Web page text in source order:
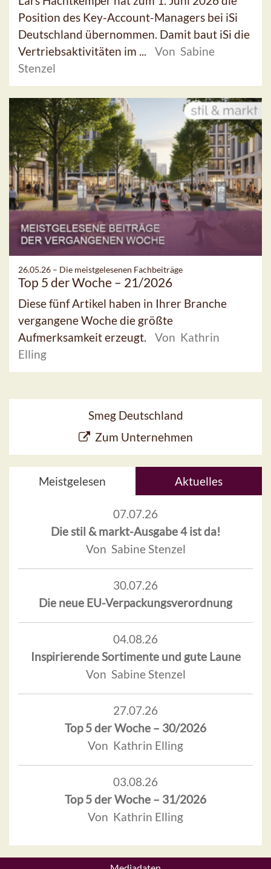
Position des Key-Account-Managers bei iSi
Deutschland übernommen. Damit baut iSi die
Vertriebsaktivitäten im ...
Von Sabine
Stenzel
26.05.26 – Die meistgelesenen Fachbeiträge
Top 5 der Woche – 21/2026
Diese fünf Artikel haben in Ihrer Branche
vergangene Woche die größte
Aufmerksamkeit erzeugt.
Von Kathrin
Elling
Smeg Deutschland
Zum Unternehmen
Meistgelesen Aktuelles
07.07.26
Die stil & markt-Ausgabe 4 ist da!
Von Sabine Stenzel
30.07.26
Die neue EU-Verpackungsverordnung
04.08.26
Inspirierende Sortimente und gute Laune
Von Sabine Stenzel
27.07.26
Top 5 der Woche – 30/2026
Von Kathrin Elling
03.08.26
Top 5 der Woche – 31/2026
Von Kathrin Elling